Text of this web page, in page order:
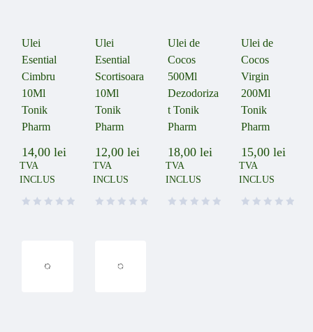
Ulei
Esential
Cimbru
10Ml
Tonik
Pharm
14,00 lei
TVA
INCLUS
Ulei
Esential
Scortisoara
10Ml
Tonik
Pharm
12,00 lei
TVA
INCLUS
Ulei de
Cocos
500Ml
Dezodoriza
t Tonik
Pharm
18,00 lei
TVA
INCLUS
Ulei de
Cocos
Virgin
200Ml
Tonik
Pharm
15,00 lei
TVA
INCLUS